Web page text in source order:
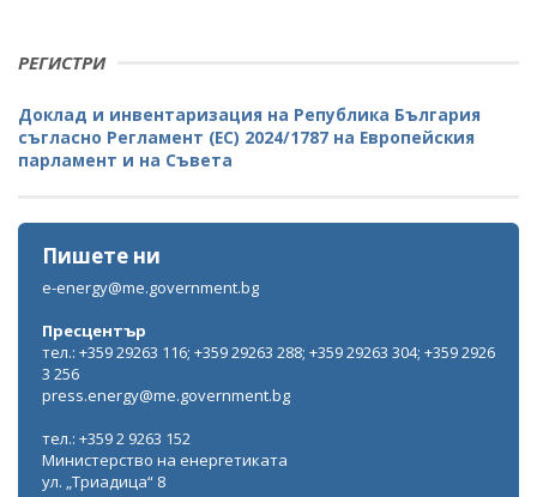
РЕГИСТРИ
Доклад и инвентаризация на Република България
съгласно Регламент (ЕС) 2024/1787 на Европейския
парламент и на Съвета
Пишете ни
e-energy@me.government.bg
Пресцентър
тел.: +359 29263 116; +359 29263 288; +359 29263 304; +359 2926
3 256
press.energy@me.government.bg
тел.: +359 2 9263 152
Министерство на енергетиката
ул. „Триадица“ 8